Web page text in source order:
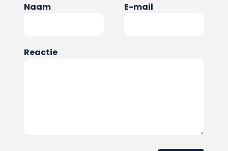
Naam E-mail
Reactie